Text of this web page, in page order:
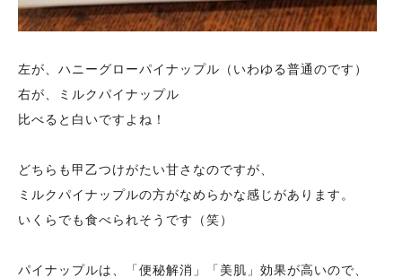
左が、ハニーグローパイナップル（いわゆる普通のです）
右が、ミルクパイナップル
比べると白いですよね！
どちらも甲乙つけがたい甘さなのですが、
ミルクパイナップルの方がなめらかな感じがあります。
いくらでも食べられそうです（笑）
パイナップルは、「便秘解消」「美肌」効果が高いので、